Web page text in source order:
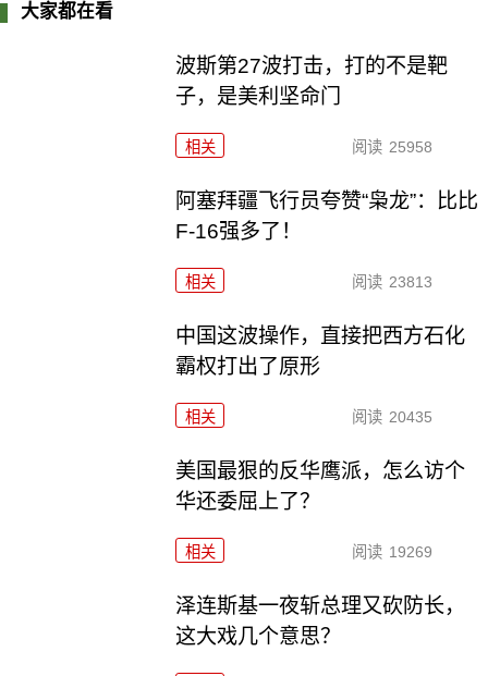
大家都在看
波斯第27波打击，打的不是靶
子，是美利坚命门
相关 阅读 25958
阿塞拜疆飞行员夸赞“枭龙”：比比
F-16强多了！
相关 阅读 23813
中国这波操作，直接把西方石化
霸权打出了原形
相关 阅读 20435
美国最狠的反华鹰派，怎么访个
华还委屈上了？
相关 阅读 19269
泽连斯基一夜斩总理又砍防长，
这大戏几个意思？